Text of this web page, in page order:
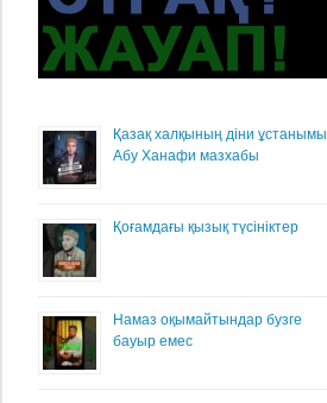
Қазақ халқының діни ұстанымы
Абу Ханафи мазхабы
Қоғамдағы қызық түсініктер
Намаз оқымайтындар бузге
бауыр емес